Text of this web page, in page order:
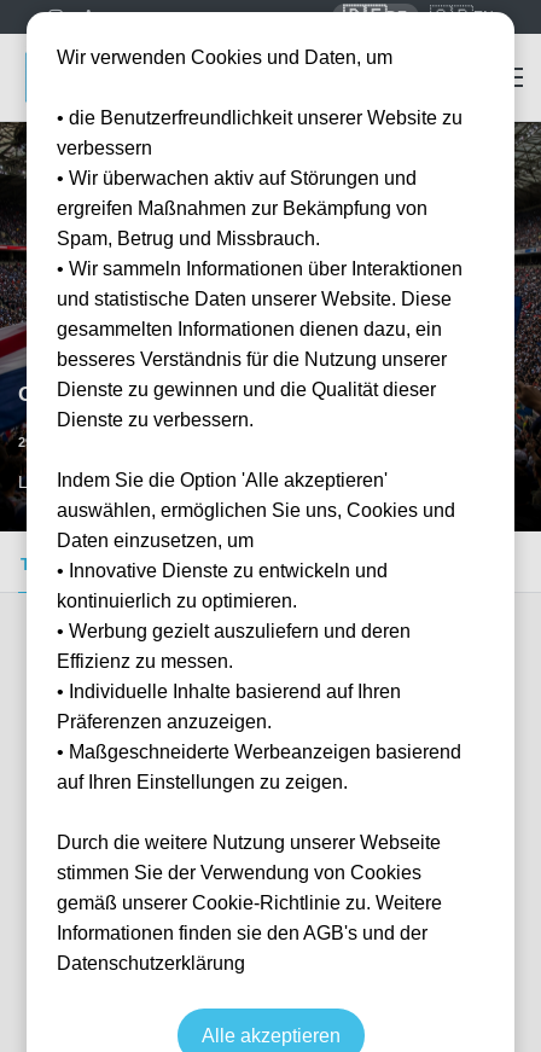
🇩🇪DE 🇬🇧EN
Olympique Lyon vs Paris FC
29.05.2027
LYS, FR
Tickets kaufen Event-Info FAQ
Verfügbare Kategorien (2)
Block 436
15:00
10 verfügbar
Frankreich
Groupama Stadium
Wir verwenden Cookies und Daten, um
• die Benutzerfreundlichkeit unserer Website zu
verbessern
• Wir überwachen aktiv auf Störungen und
ergreifen Maßnahmen zur Bekämpfung von
Spam, Betrug und Missbrauch.
• Wir sammeln Informationen über Interaktionen
und statistische Daten unserer Website. Diese
gesammelten Informationen dienen dazu, ein
besseres Verständnis für die Nutzung unserer
Dienste zu gewinnen und die Qualität dieser
Dienste zu verbessern.
Indem Sie die Option 'Alle akzeptieren'
auswählen, ermöglichen Sie uns, Cookies und
Daten einzusetzen, um
• Innovative Dienste zu entwickeln und
kontinuierlich zu optimieren.
• Werbung gezielt auszuliefern und deren
Effizienz zu messen.
• Individuelle Inhalte basierend auf Ihren
Präferenzen anzuzeigen.
• Maßgeschneiderte Werbeanzeigen basierend
auf Ihren Einstellungen zu zeigen.
Durch die weitere Nutzung unserer Webseite
stimmen Sie der Verwendung von Cookies
gemäß unserer Cookie-Richtlinie zu. Weitere
Informationen finden sie den AGB's und der
Datenschutzerklärung
Alle akzeptieren